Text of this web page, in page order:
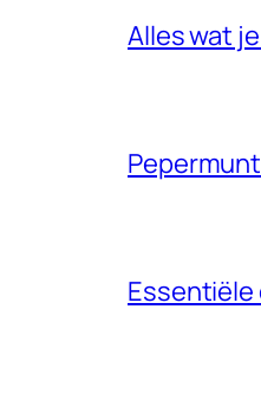
Alles wat